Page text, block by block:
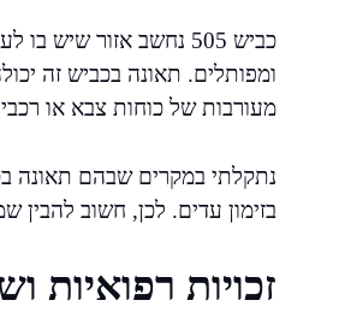
כביש 505 נחשב אזור
ומפותלים. תאונה בכביש זה
מעורבות של כוחות צבא או
נתקלתי במקרים שבהם תאונה
בזימון עדים. לכן, חשוב
זכויות רפואיות